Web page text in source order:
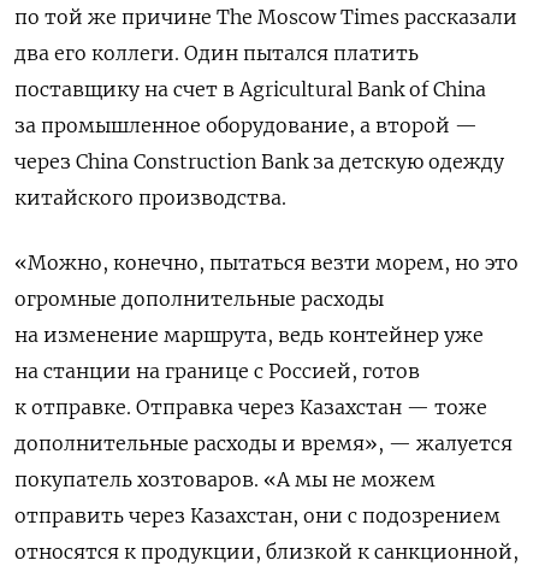
по той же причине The Moscow Times рассказали
два его коллеги. Один пытался платить
поставщику на счет в Agricultural Bank of China
за промышленное оборудование, а второй —
через China Construction Bank за детскую одежду
китайского производства.
«Можно, конечно, пытаться везти морем, но это
огромные дополнительные расходы
на изменение маршрута, ведь контейнер уже
на станции на границе с Россией, готов
к отправке. Отправка через Казахстан — тоже
дополнительные расходы и время», — жалуется
покупатель хозтоваров. «А мы не можем
отправить через Казахстан, они с подозрением
относятся к продукции, близкой к санкционной,